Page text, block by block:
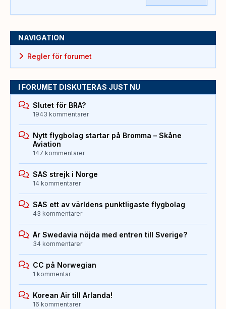
NAVIGATION
Regler för forumet
I FORUMET DISKUTERAS JUST NU
Slutet för BRA?
1943 kommentarer
Nytt flygbolag startar på Bromma – Skåne
Aviation
147 kommentarer
SAS strejk i Norge
14 kommentarer
SAS ett av världens punktligaste flygbolag
43 kommentarer
Är Swedavia nöjda med entren till Sverige?
34 kommentarer
CC på Norwegian
1 kommentar
Korean Air till Arlanda!
16 kommentarer